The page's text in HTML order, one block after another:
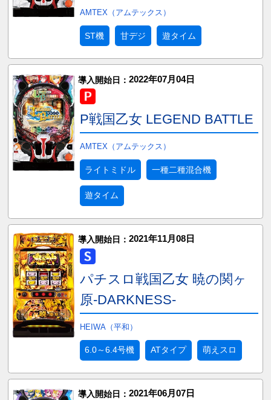
AMTEX（アムテックス）
ST機 甘デジ 遊タイム
導入開始日： 2022年07月04日
P戦国乙女 LEGEND BATTLE
AMTEX（アムテックス）
ライトミドル 一種二種混合機
遊タイム
導入開始日： 2021年11月08日
パチスロ戦国乙女 暁の関ヶ
原-DARKNESS-
HEIWA（平和）
6.0～6.4号機 ATタイプ 萌えスロ
導入開始日： 2021年06月07日